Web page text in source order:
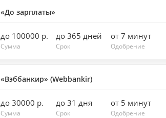
«До зарплаты»
до 100000 р.
Сумма
до 365 дней
Срок
от 7 минут
Одобрение
«Вэббанкир» (Webbankir)
до 30000 р.
Сумма
до 31 дня
Срок
от 5 минут
Одобрение